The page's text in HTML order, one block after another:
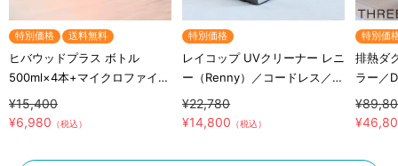
特別価格 送料無料
ヒバウッドプラス ボトル
500ml×4本+マイクロファイバ
ークロス×2枚／防虫スプレー
／防虫剤／害虫忌避剤
¥15,400
¥6,980 （税込）
特別価格
レイコップ UVクリーナー レニ
ー（Renny）／コードレス／軽
量／布団クリーナー
¥22,780
¥14,800 （税込）
特別価
排熱ダ
ラー／
付工事